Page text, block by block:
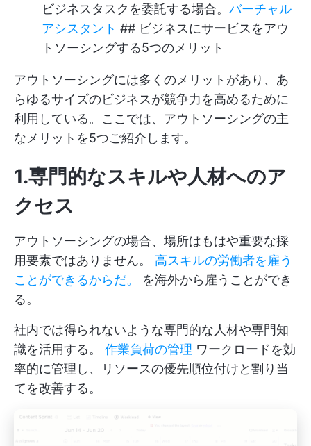
ビジネスタスクを委託する場合。 バーチャル
アシスタント ## ビジネスにサービスをアウ
トソーシングする5つのメリット
アウトソーシングには多くのメリットがあり、あ
らゆるサイズのビジネスが競争力を高めるために
利用している。ここでは、アウトソーシングの主
なメリットを5つご紹介します。
1.専門的なスキルや人材へのア
クセス
アウトソーシングの場合、場所はもはや重要な採
用要素ではありません。 高スキルの労働者を雇う
ことができるからだ。
を海外から雇うことができ
る。
社内では得られないような専門的な人材や専門知
識を活用する。 作業負荷の管理 ワークロードを効
率的に管理し、リソースの優先順位付けと割り当
てを改善する。